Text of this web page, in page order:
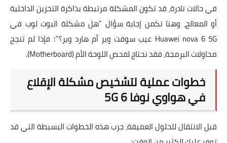
في حالات نادرة، قد تكون المشكلة مرتبطة بذاكرة التخزين الداخلية
أو المعالج، وهنا تكمن إجابة سؤال "هل مشكلة البوت لوب في
Huawei nova 6 5G عيب سوفت وير أم هارد وير؟"؛ فإذا لم تنجح
محاولات البرمجة، فقد نحتاج لفحص اللوحة الأم (Motherboard).
خطوات عملية لتشخيص مشكلة الإقلاع
في هواوي نوفا 6 5G
قبل الانتقال للحلول العميقة، جرب هذه الخطوات البسيطة التي قد